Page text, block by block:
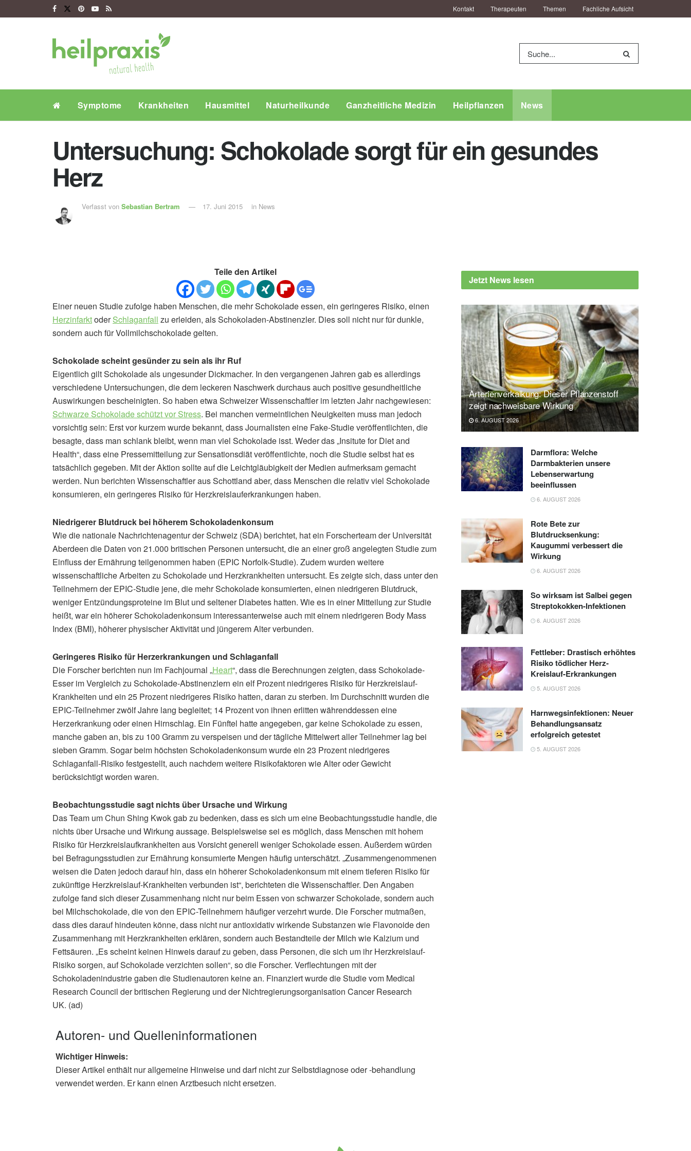
Kontakt Therapeuten Themen Fachliche Aufsicht
Symptome Krankheiten Hausmittel Naturheilkunde Ganzheitliche Medizin Heilpflanzen News
Untersuchung: Schokolade sorgt für ein gesundes
Herz
Verfasst von Sebastian Bertram 17. Juni 2015 in News
Teile den Artikel
Einer neuen Studie zufolge haben Menschen, die mehr Schokolade essen, ein geringeres Risiko, einen
HerzinfarktoderSchlaganfall zu erleiden, als Schokoladen-Abstinenzler. Dies soll nicht nur für dunkle,
sondern auch für Vollmilchschokolade gelten.
Schokolade scheint gesünder zu sein als ihr Ruf
Eigentlich gilt Schokolade als ungesunder Dickmacher. In den vergangenen Jahren gab es allerdings
verschiedene Untersuchungen, die dem leckeren Naschwerk durchaus auch positive gesundheitliche
Auswirkungen bescheinigten. So haben etwa Schweizer Wissenschaftler im letzten Jahr nachgewiesen:
Schwarze Schokolade schützt vor Stress. Bei manchen vermeintlichen Neuigkeiten muss man jedoch
vorsichtig sein: Erst vor kurzem wurde bekannt, dass Journalisten eine Fake-Studie veröffentlichten, die
besagte, dass man schlank bleibt, wenn man viel Schokolade isst. Weder das „Insitute for Diet and
Health“, dass eine Pressemitteilung zur Sensationsdiät veröffentlichte, noch die Studie selbst hat es
tatsächlich gegeben. Mit der Aktion sollte auf die Leichtgläubigkeit der Medien aufmerksam gemacht
werden. Nun berichten Wissenschaftler aus Schottland aber, dass Menschen die relativ viel Schokolade
konsumieren, ein geringeres Risiko für Herzkreislauferkrankungen haben.
Niedrigerer Blutdruck bei höherem Schokoladenkonsum
Wie die nationale Nachrichtenagentur der Schweiz (SDA) berichtet, hat ein Forscherteam der Universität
Aberdeen die Daten von 21.000 britischen Personen untersucht, die an einer groß angelegten Studie zum
Einfluss der Ernährung teilgenommen haben (EPIC Norfolk-Studie). Zudem wurden weitere
wissenschaftliche Arbeiten zu Schokolade und Herzkrankheiten untersucht. Es zeigte sich, dass unter den
Teilnehmern der EPIC-Studie jene, die mehr Schokolade konsumierten, einen niedrigeren Blutdruck,
weniger Entzündungsproteine im Blut und seltener Diabetes hatten. Wie es in einer Mitteilung zur Studie
heißt, war ein höherer Schokoladenkonsum interessanterweise auch mit einem niedrigeren Body Mass
Index (BMI), höherer physischer Aktivität und jüngerem Alter verbunden.
Geringeres Risiko für Herzerkrankungen und Schlaganfall
Die Forscher berichten nun im Fachjournal „Heart“, dass die Berechnungen zeigten, dass Schokolade-
Esser im Vergleich zu Schokolade-Abstinenzlern ein elf Prozent niedrigeres Risiko für Herzkreislauf-
Krankheiten und ein 25 Prozent niedrigeres Risiko hatten, daran zu sterben. Im Durchschnitt wurden die
EPIC-Teilnehmer zwölf Jahre lang begleitet; 14 Prozent von ihnen erlitten währenddessen eine
Herzerkrankung oder einen Hirnschlag. Ein Fünftel hatte angegeben, gar keine Schokolade zu essen,
manche gaben an, bis zu 100 Gramm zu verspeisen und der tägliche Mittelwert aller Teilnehmer lag bei
sieben Gramm. Sogar beim höchsten Schokoladenkonsum wurde ein 23 Prozent niedrigeres
Schlaganfall-Risiko festgestellt, auch nachdem weitere Risikofaktoren wie Alter oder Gewicht
berücksichtigt worden waren.
Beobachtungsstudie sagt nichts über Ursache und Wirkung
Das Team um Chun Shing Kwok gab zu bedenken, dass es sich um eine Beobachtungsstudie handle, die
nichts über Ursache und Wirkung aussage. Beispielsweise sei es möglich, dass Menschen mit hohem
Risiko für Herzkreislaufkrankheiten aus Vorsicht generell weniger Schokolade essen. Außerdem würden
bei Befragungsstudien zur Ernährung konsumierte Mengen häufig unterschätzt. „Zusammengenommenen
weisen die Daten jedoch darauf hin, dass ein höherer Schokoladenkonsum mit einem tieferen Risiko für
zukünftige Herzkreislauf-Krankheiten verbunden ist“, berichteten die Wissenschaftler. Den Angaben
zufolge fand sich dieser Zusammenhang nicht nur beim Essen von schwarzer Schokolade, sondern auch
bei Milchschokolade, die von den EPIC-Teilnehmern häufiger verzehrt wurde. Die Forscher mutmaßen,
dass dies darauf hindeuten könne, dass nicht nur antioxidativ wirkende Substanzen wie Flavonoide den
Zusammenhang mit Herzkrankheiten erklären, sondern auch Bestandteile der Milch wie Kalzium und
Fettsäuren. „Es scheint keinen Hinweis darauf zu geben, dass Personen, die sich um ihr Herzkreislauf-
Risiko sorgen, auf Schokolade verzichten sollen“, so die Forscher. Verflechtungen mit der
Schokoladenindustrie gaben die Studienautoren keine an. Finanziert wurde die Studie vom Medical
Research Council der britischen Regierung und der Nichtregierungsorganisation Cancer Research
UK. (ad)
Autoren- und Quelleninformationen
Wichtiger Hinweis:
Dieser Artikel enthält nur allgemeine Hinweise und darf nicht zur Selbstdiagnose oder -behandlung
verwendet werden. Er kann einen Arztbesuch nicht ersetzen.
Jetzt News lesen
Arterienverkalkung: Dieser Pflanzenstoff
zeigt nachweisbare Wirkung
6. AUGUST 2026
Darmflora: Welche
Darmbakterien unsere
Lebenserwartung
beeinflussen
6. AUGUST 2026
Rote Bete zur
Blutdrucksenkung:
Kaugummi verbessert die
Wirkung
6. AUGUST 2026
So wirksam ist Salbei gegen
Streptokokken-Infektionen
6. AUGUST 2026
Fettleber: Drastisch erhöhtes
Risiko tödlicher Herz-
Kreislauf-Erkrankungen
5. AUGUST 2026
Harnwegsinfektionen: Neuer
Behandlungsansatz
erfolgreich getestet
5. AUGUST 2026